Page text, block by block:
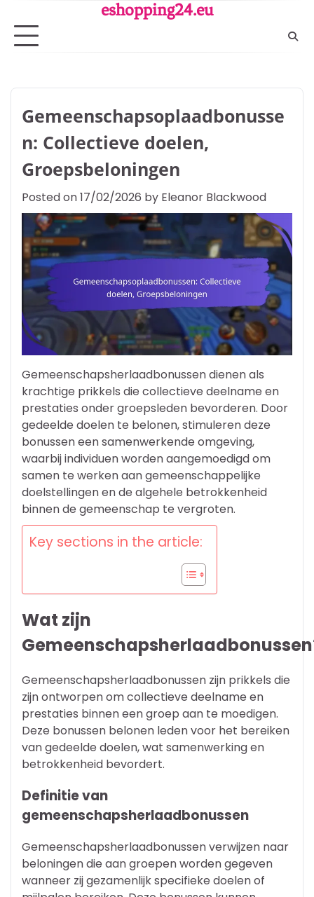
content
eshopping24.eu
Gemeenschapsoplaadbonusse
n: Collectieve doelen,
Groepsbeloningen
Posted on17/02/2026 by Eleanor Blackwood
Gemeenschapsherlaadbonussen dienen als
krachtige prikkels die collectieve deelname en
prestaties onder groepsleden bevorderen. Door
gedeelde doelen te belonen, stimuleren deze
bonussen een samenwerkende omgeving,
waarbij individuen worden aangemoedigd om
samen te werken aan gemeenschappelijke
doelstellingen en de algehele betrokkenheid
binnen de gemeenschap te vergroten.
Key sections in the article:
Wat zijn
Gemeenschapsherlaadbonussen zijn prikkels die
zijn ontworpen om collectieve deelname en
prestaties binnen een groep aan te moedigen.
Deze bonussen belonen leden voor het bereiken
van gedeelde doelen, wat samenwerking en
betrokkenheid bevordert.
Definitie van
gemeenschapsherlaadbonussen
Gemeenschapsherlaadbonussen verwijzen naar
beloningen die aan groepen worden gegeven
wanneer zij gezamenlijk specifieke doelen of